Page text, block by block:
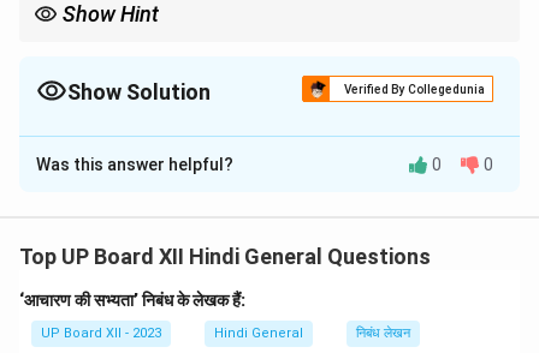
Show Hint
Show Solution Verified By Collegedunia
Solution and Explanation
'लग्नाग्नि' खंडकाव्य में दर्शन को केंद्र में रखकर जीवन की विभिन्न
Download Solution in PDF
Was this answer helpful? 0 0
Top UP Board XII Hindi General Questions
‘आचारण की सभ्यता’ निबंध के लेखक हैं:
UP Board XII - 2023 Hindi General निबंध लेखन